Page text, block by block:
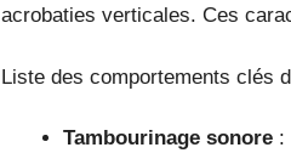
acrobaties verticales. Ces
Liste des comportements clés
Tambourinage sonore :